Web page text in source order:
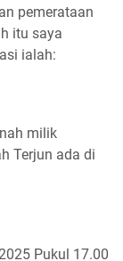
pemerataan
itu saya
ialah:
milik
Terjun ada di
Pukul 17.00